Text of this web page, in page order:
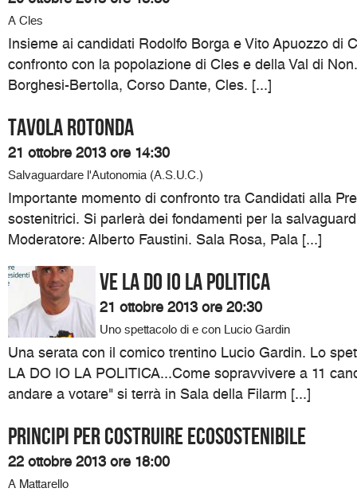
A Cles
Insieme ai candidati Rodolfo Borga e Vito Apuozzo di
confronto con la popolazione di Cles e della Val di
Borghesi-Bertolla, Corso Dante, Cles. [...]
Tavola Rotonda
21 ottobre 2013 ore 14:30
Salvaguardare l'Autonomia (A.S.U.C.)
Importante momento di confronto tra Candidati alla
sostenitrici. Si parlerà dei fondamenti per la
Moderatore: Alberto Faustini. Sala Rosa, Pala [...]
VE LA DO IO LA POLITICA
21 ottobre 2013 ore 20:30
Uno spettacolo di e con Lucio Gardin
Una serata con il comico trentino Lucio Gardin. Lo
LA DO IO LA POLITICA...Come sopravvivere a 11
andare a votare" si terrà in Sala della Filarm [...]
Principi per costruire ecosostenibile
22 ottobre 2013 ore 18:00
A Mattarello